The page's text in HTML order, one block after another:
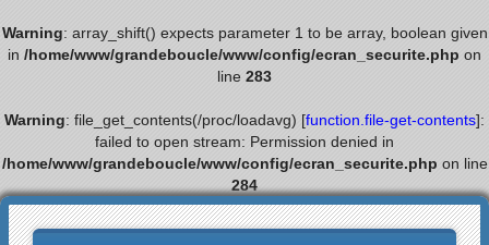
Warning: array_shift() expects parameter 1 to be array, boolean given
in /home/www/grandeboucle/www/config/ecran_securite.php on
line 283
Warning: file_get_contents(/proc/loadavg) [function.file-get-contents]:
failed to open stream: Permission denied in
/home/www/grandeboucle/www/config/ecran_securite.php on line
284